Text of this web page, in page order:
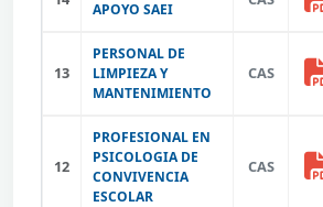
APOYO SAEI
13
PERSONAL DE
LIMPIEZA Y
MANTENIMIENTO
CAS
12
PROFESIONAL EN
PSICOLOGIA DE
CONVIVENCIA
ESCOLAR
CAS